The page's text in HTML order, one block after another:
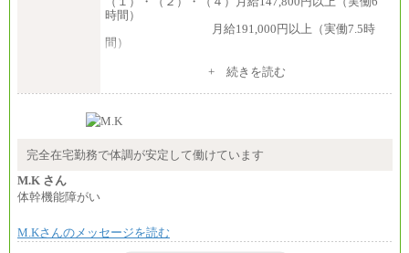
時間）
月給191,000円以上（実働7.5時
間）
（３）月給191,000円以上（実働7.5時間）
（５）月給147,800円以上（実働6時間）
時給 1,226円（実働4.5時間）
間額換算額）
・退職金相当手当 37円
ざいません。
+ 続きを読む
完全在宅勤務で体調が安定して働けています
M.K さん
体幹機能障がい
M.Kさんのメッセージを読む